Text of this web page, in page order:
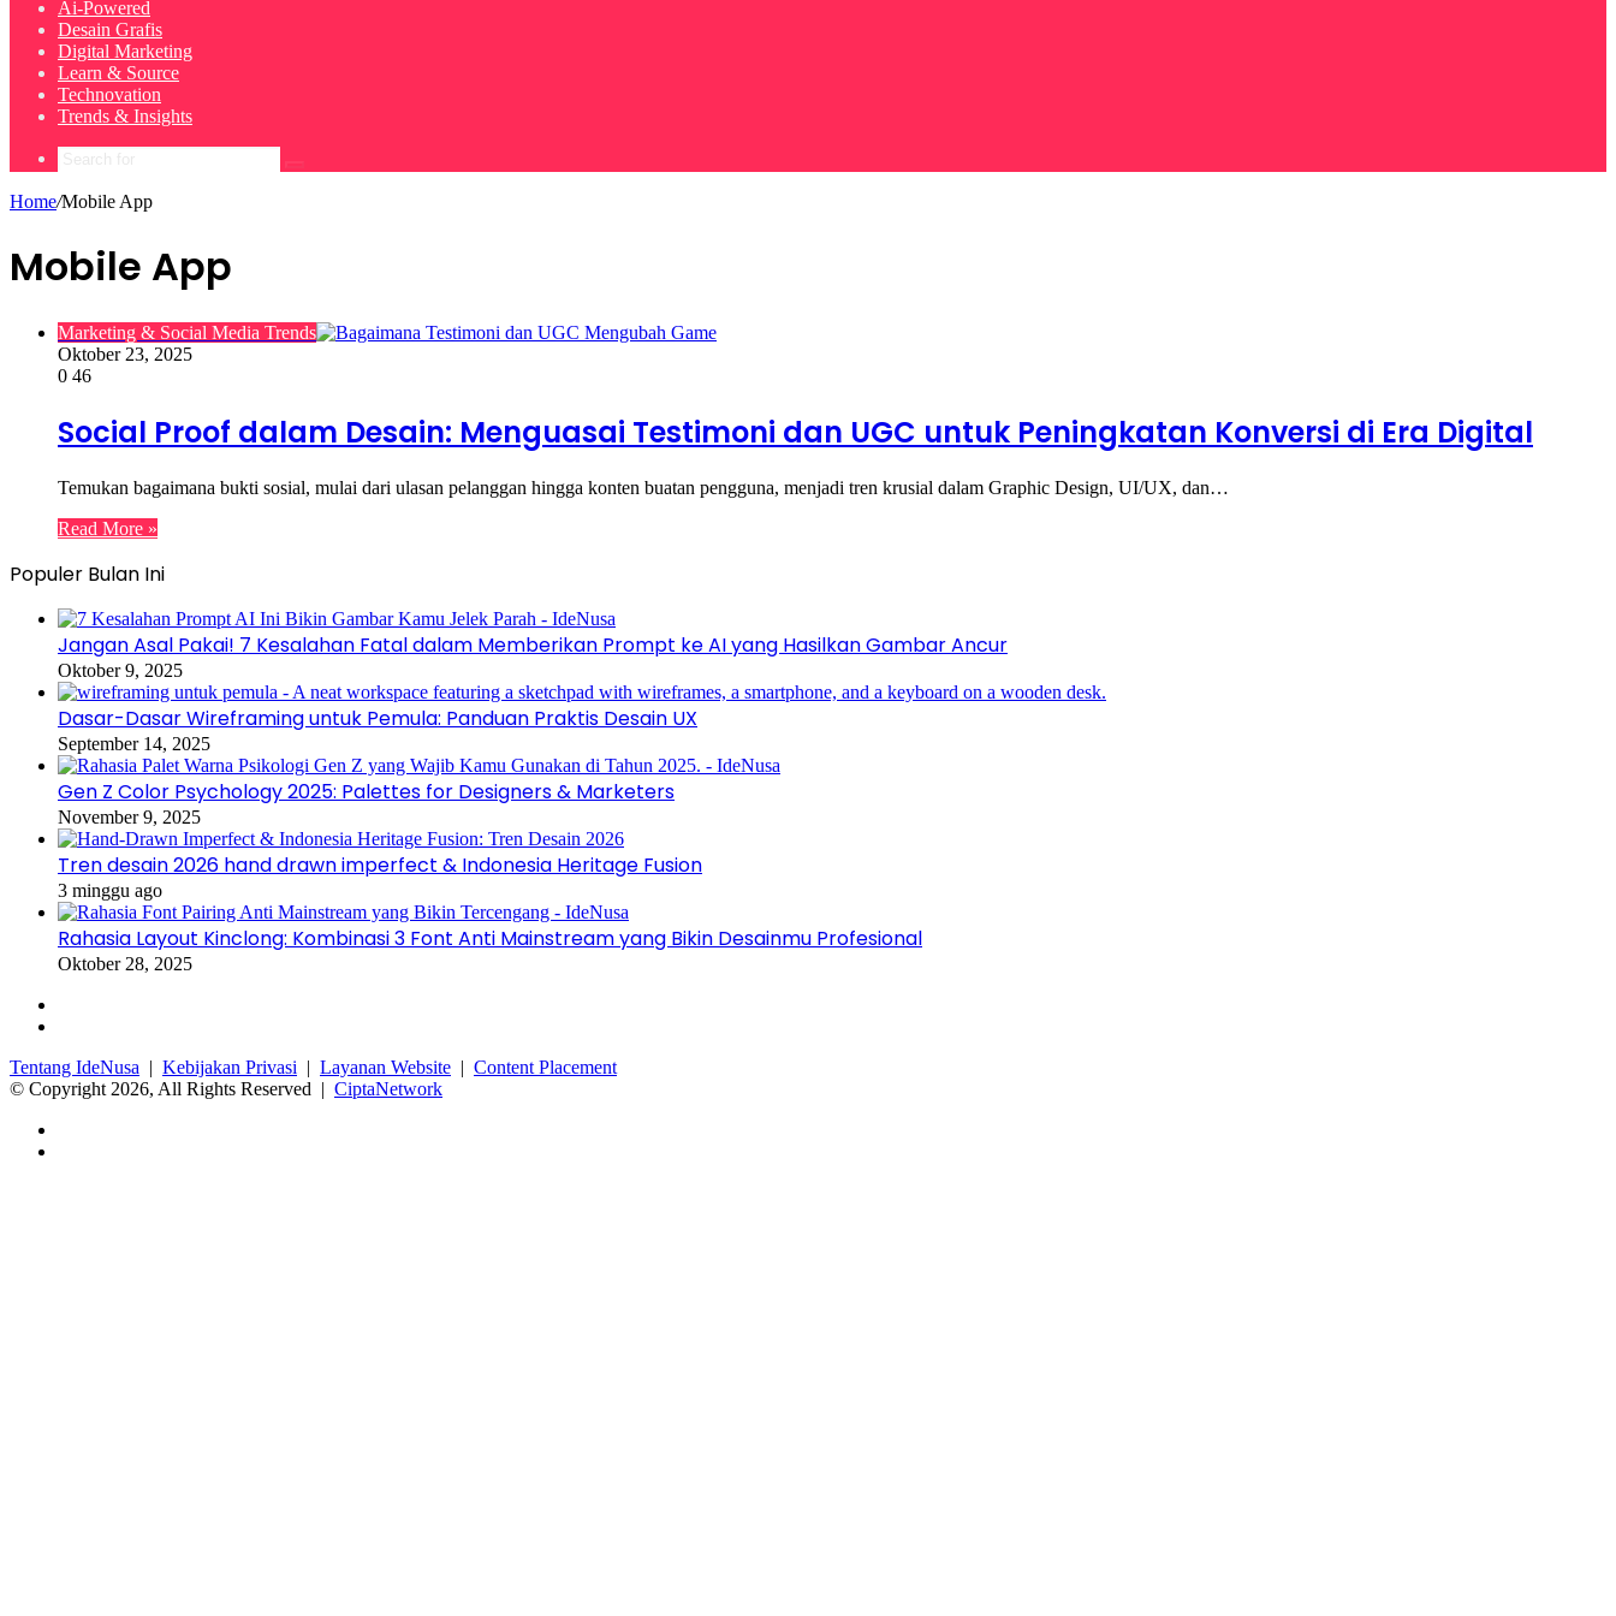
Ai-Powered
Desain Grafis
Digital Marketing
Learn & Source
Technovation
Trends & Insights
Search
Home/Mobile App
Mobile App
Marketing & Social Media Trends
Oktober 23, 2025
0 46
Social Proof dalam Desain: Menguasai Testimoni dan UGC untuk Peningkatan Konversi di Era Digital
Temukan bagaimana bukti sosial, mulai dari ulasan pelanggan hingga konten buatan pengguna, menjadi tren krusial dalam Graphic Design, UI/UX, dan…
Read More »
Populer Bulan Ini
Jangan Asal Pakai! 7 Kesalahan Fatal dalam Memberikan Prompt ke AI yang Hasilkan Gambar Ancur
Oktober 9, 2025
Dasar-Dasar Wireframing untuk Pemula: Panduan Praktis Desain UX
September 14, 2025
Gen Z Color Psychology 2025: Palettes for Designers & Marketers
November 9, 2025
Tren desain 2026 hand drawn imperfect & Indonesia Heritage Fusion
3 minggu ago
Rahasia Layout Kinclong: Kombinasi 3 Font Anti Mainstream yang Bikin Desainmu Profesional
Oktober 28, 2025
Tentang IdeNusa | Kebijakan Privasi | Layanan Website | Content Placement
© Copyright 2026, All Rights Reserved | CiptaNetwork